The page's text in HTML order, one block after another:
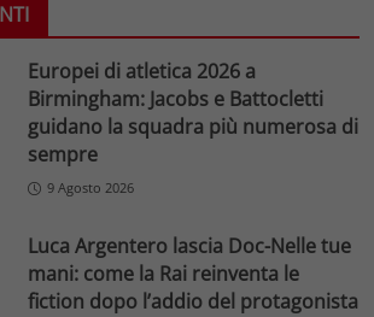
Europei di atletica 2026 a
Birmingham: Jacobs e Battocletti
guidano la squadra più numerosa di
sempre
9 Agosto 2026
Luca Argentero lascia Doc-Nelle tue
mani: come la Rai reinventa le
fiction dopo l’addio del protagonista